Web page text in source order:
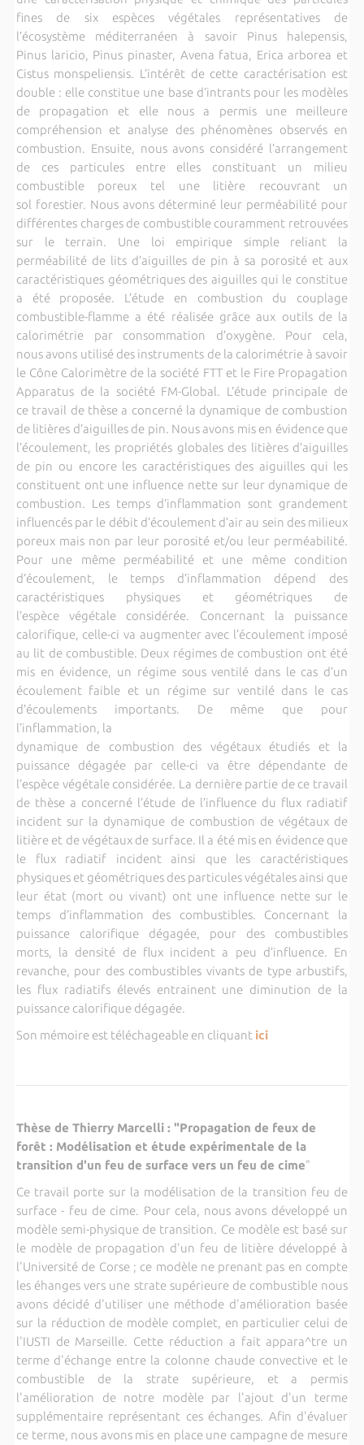
fines de six espèces végétales représentatives de
l’écosystème méditerranéen à savoir Pinus halepensis,
Pinus laricio, Pinus pinaster, Avena fatua, Erica arborea et
Cistus monspeliensis. L’intérêt de cette caractérisation est
double : elle constitue une base d’intrants pour les modèles
de propagation et elle nous a permis une meilleure
compréhension et analyse des phénomènes observés en
combustion. Ensuite, nous avons considéré l’arrangement
de ces particules entre elles constituant un milieu
combustible poreux tel une litière recouvrant un
sol forestier. Nous avons déterminé leur perméabilité pour
différentes charges de combustible couramment retrouvées
sur le terrain. Une loi empirique simple reliant la
perméabilité de lits d’aiguilles de pin à sa porosité et aux
caractéristiques géométriques des aiguilles qui le constitue
a été proposée. L’étude en combustion du couplage
combustible-flamme a été réalisée grâce aux outils de la
calorimétrie par consommation d’oxygène. Pour cela,
nous avons utilisé des instruments de la calorimétrie à savoir
le Cône Calorimètre de la société FTT et le Fire Propagation
Apparatus de la société FM-Global. L’étude principale de
ce travail de thèse a concerné la dynamique de combustion
de litières d’aiguilles de pin. Nous avons mis en évidence que
l’écoulement, les propriétés globales des litières d’aiguilles
de pin ou encore les caractéristiques des aiguilles qui les
constituent ont une influence nette sur leur dynamique de
combustion. Les temps d’inflammation sont grandement
influencés par le débit d’écoulement d’air au sein des milieux
poreux mais non par leur porosité et/ou leur perméabilité.
Pour une même perméabilité et une même condition
d’écoulement, le temps d’inflammation dépend des
caractéristiques physiques et géométriques de
l’espèce végétale considérée. Concernant la puissance
calorifique, celle-ci va augmenter avec l’écoulement imposé
au lit de combustible. Deux régimes de combustion ont été
mis en évidence, un régime sous ventilé dans le cas d’un
écoulement faible et un régime sur ventilé dans le cas
d’écoulements importants. De même que pour
l’inflammation, la
dynamique de combustion des végétaux étudiés et la
puissance dégagée par celle-ci va être dépendante de
l’espèce végétale considérée. La dernière partie de ce travail
de thèse a concerné l’étude de l’influence du flux radiatif
incident sur la dynamique de combustion de végétaux de
litière et de végétaux de surface. Il a été mis en évidence que
le flux radiatif incident ainsi que les caractéristiques
physiques et géométriques des particules végétales ainsi que
leur état (mort ou vivant) ont une influence nette sur le
temps d’inflammation des combustibles. Concernant la
puissance calorifique dégagée, pour des combustibles
morts, la densité de flux incident a peu d’influence. En
revanche, pour des combustibles vivants de type arbustifs,
les flux radiatifs élevés entrainent une diminution de la
puissance calorifique dégagée.
Son mémoire est téléchageable en cliquant ici
Thèse de Thierry Marcelli : "Propagation de feux de
forêt : Modélisation et étude expérimentale de la
transition d'un feu de surface vers un feu de cime"
Ce travail porte sur la modélisation de la transition feu de
surface - feu de cime. Pour cela, nous avons développé un
modèle semi-physique de transition. Ce modèle est basé sur
le modèle de propagation d'un feu de litière développé à
l'Université de Corse ; ce modèle ne prenant pas en compte
les éhanges vers une strate supérieure de combustible nous
avons décidé d'utiliser une méthode d'amélioration basée
sur la réduction de modèle complet, en particulier celui de
l'IUSTI de Marseille. Cette réduction a fait appara^tre un
terme d'échange entre la colonne chaude convective et le
combustible de la strate supérieure, et a permis
l'amélioration de notre modèle par l'ajout d'un terme
supplémentaire représentant ces échanges. Afin d'évaluer
ce terme, nous avons mis en place une campagne de mesure